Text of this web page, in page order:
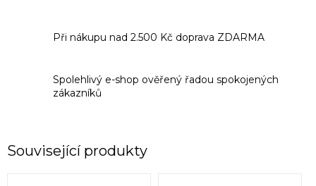
Při nákupu nad 2.500 Kč doprava ZDARMA
Spolehlivý e-shop ověřený řadou spokojených
zákazníků
Související produkty